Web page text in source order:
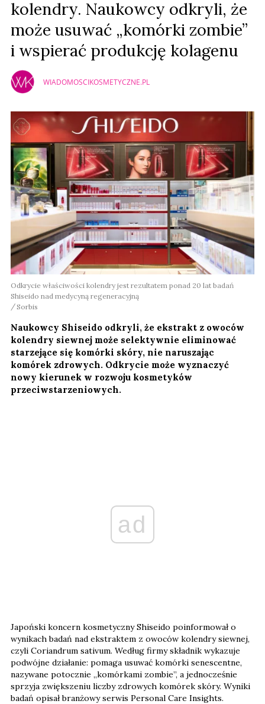
kolendry. Naukowcy odkryli, że
może usuwać „komórki zombie”
i wspierać produkcję kolagenu
WIADOMOSCIKOSMETYCZNE.PL
Odkrycie właściwości kolendry jest rezultatem ponad 20 lat badań
Shiseido nad medycyną regeneracyjną
Sorbis
Naukowcy Shiseido odkryli, że ekstrakt z owoców
kolendry siewnej może selektywnie eliminować
starzejące się komórki skóry, nie naruszając
komórek zdrowych. Odkrycie może wyznaczyć
nowy kierunek w rozwoju kosmetyków
przeciwstarzeniowych.
ad
Japoński koncern kosmetyczny Shiseido poinformował o
wynikach badań nad ekstraktem z owoców kolendry siewnej,
czyli Coriandrum sativum. Według firmy składnik wykazuje
podwójne działanie: pomaga usuwać komórki senescentne,
nazywane potocznie „komórkami zombie”, a jednocześnie
sprzyja zwiększeniu liczby zdrowych komórek skóry. Wyniki
badań opisał branżowy serwis Personal Care Insights.